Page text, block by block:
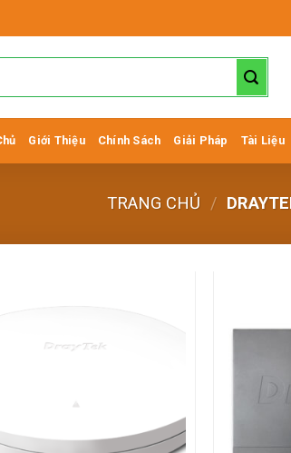
Giới Thiệu Chính Sách Giải Pháp Tài Liệu
TRANG CHỦ /